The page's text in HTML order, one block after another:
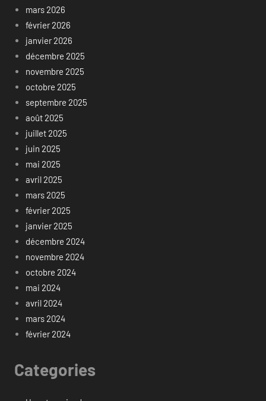
mars 2026
février 2026
janvier 2026
décembre 2025
novembre 2025
octobre 2025
septembre 2025
août 2025
juillet 2025
juin 2025
mai 2025
avril 2025
mars 2025
février 2025
janvier 2025
décembre 2024
novembre 2024
octobre 2024
mai 2024
avril 2024
mars 2024
février 2024
Categories